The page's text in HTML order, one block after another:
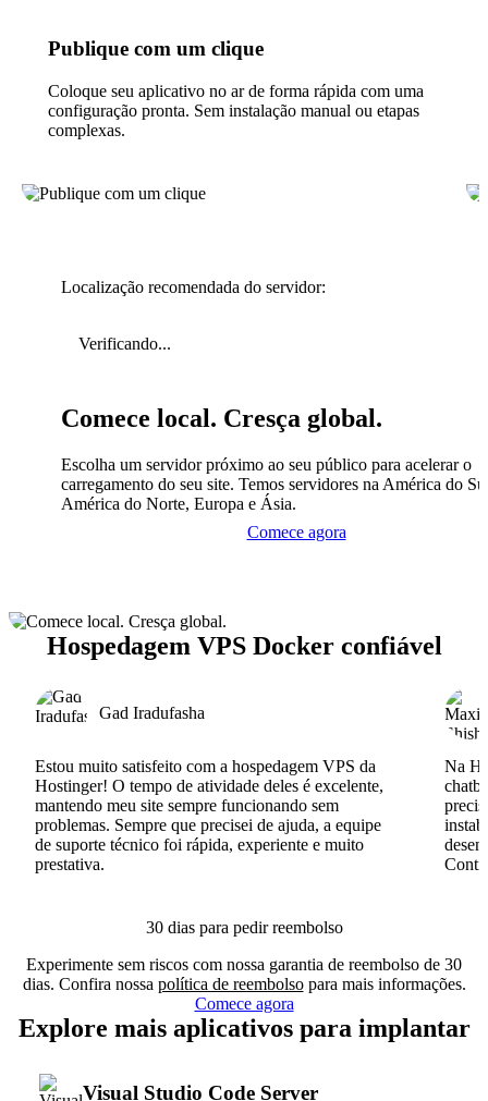
Publique com um clique
Coloque seu aplicativo no ar de forma rápida com uma
configuração pronta. Sem instalação manual ou etapas
complexas.
Localização recomendada do servidor:
Verificando...
Comece local. Cresça global.
Escolha um servidor próximo ao seu público para acelerar o
carregamento do seu site. Temos servidores na América do
América do Norte, Europa e Ásia.
Comece agora
Hospedagem VPS Docker confiável
Gad Iradufasha
Estou muito satisfeito com a hospedagem VPS da
Hostinger! O tempo de atividade deles é excelente,
mantendo meu site sempre funcionando sem
problemas. Sempre que precisei de ajuda, a equipe
de suporte técnico foi rápida, experiente e muito
prestativa.
Na
30 dias para pedir reembolso
Experimente sem riscos com nossa garantia de reembolso de 30
dias. Confira nossa política de reembolsopara mais informações.
Comece agora
Explore mais aplicativos para implantar
Visual Studio Code Server